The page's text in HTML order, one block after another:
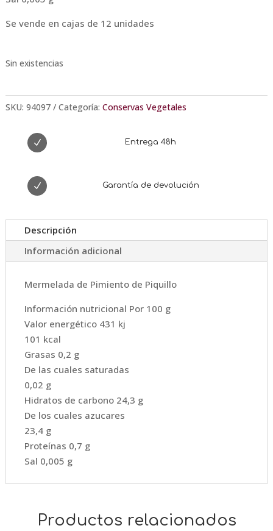
Se vende en cajas de 12 unidades
Sin existencias
SKU: 94097 Categoría: Conservas Vegetales
N Entrega 48h
N Garantía de devolución
Descripción
Información adicional
Mermelada de Pimiento de Piquillo
Información nutricional Por 100 g
Valor energético 431 kj
101 kcal
Grasas 0,2 g
De las cuales saturadas
0,02 g
Hidratos de carbono 24,3 g
De los cuales azucares
23,4 g
Proteínas 0,7 g
Sal 0,005 g
Productos relacionados